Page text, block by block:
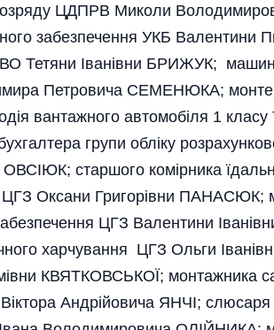
ЦДПРВ Миколи
забезпечення УКБ Валентини
Тетяни Іванівни БРИЖУК;
Петровича СЕМЕНЮКА;
вантажного автомобіля 1
групи обліку
старшого комірника
Оксани Григорівни ПАНАСЮК;
ЦГЗ Валентини
харчування ЦГЗ Ольги
КВЯТКОВСЬКОЇ; монтажника
Андрійовича ЯНЧІ;